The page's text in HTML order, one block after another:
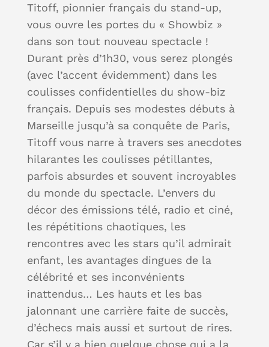
Titoff, pionnier français du stand-up,
vous ouvre les portes du « Showbiz »
dans son tout nouveau spectacle !
Durant près d’1h30, vous serez plongés
(avec l’accent évidemment) dans les
coulisses confidentielles du show-biz
français. Depuis ses modestes débuts à
Marseille jusqu’à sa conquête de Paris,
Titoff vous narre à travers ses anecdotes
hilarantes les coulisses pétillantes,
parfois absurdes et souvent incroyables
du monde du spectacle. L’envers du
décor des émissions télé, radio et ciné,
les répétitions chaotiques, les
rencontres avec les stars qu’il admirait
enfant, les avantages dingues de la
célébrité et ses inconvénients
inattendus… Les hauts et les bas
jalonnant une carrière faite de succès,
d’échecs mais aussi et surtout de rires.
Car s’il y a bien quelque chose qui a la